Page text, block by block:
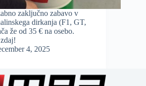
zaključno zabavo v
dirkanja (F1, GT,
že od 35 € na osebo.
4, 2025